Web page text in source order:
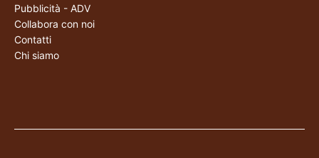
Pubblicità - ADV
Collabora con noi
Contatti
Chi siamo